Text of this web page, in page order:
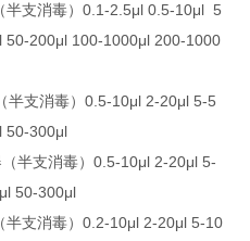
半支消毒）0.1-2.5μl 0.5-10μl 5
200μl 100-1000μl 200-1000
半支消毒）0.5-10μl 2-20μl 5-5
50-300μl
半支消毒）0.5-10μl 2-20μl 5-
50-300μl
半支消毒）0.2-10μl 2-20μl 5-10